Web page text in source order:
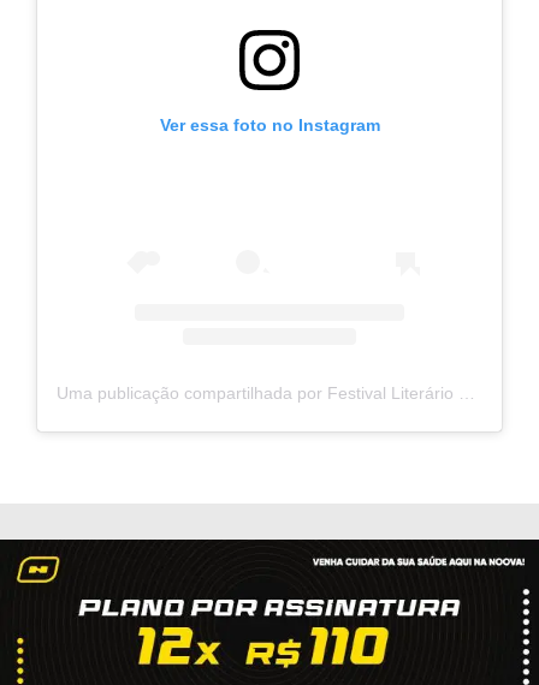
Ver essa foto no Instagram